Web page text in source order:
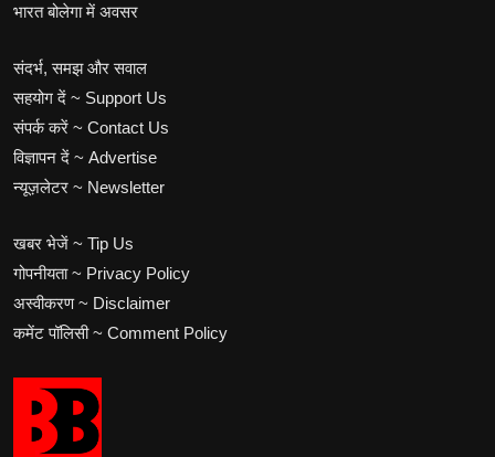
भारत बोलेगा में अवसर
संदर्भ, समझ और सवाल
सहयोग दें ~ Support Us
संपर्क करें ~ Contact Us
विज्ञापन दें ~ Advertise
न्यूज़लेटर ~ Newsletter
खबर भेजें ~ Tip Us
गोपनीयता ~ Privacy Policy
अस्वीकरण ~ Disclaimer
कमेंट पॉलिसी ~ Comment Policy